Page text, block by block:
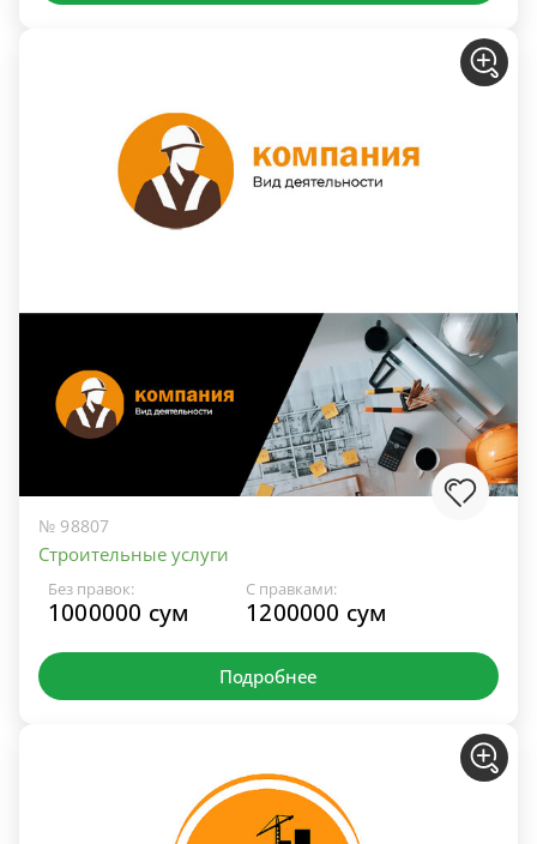
№ 98807
Строительные услуги
Без правок:
1000000 сум
С правками:
1200000 сум
Подробнее